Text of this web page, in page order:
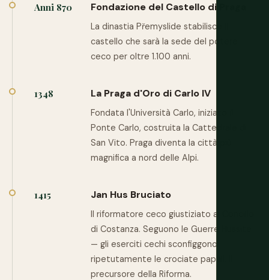
Anni 870 Fondazione del Castello di Praga
La dinastia Přemyslide stabilisce il
castello che sarà la sede del potere
ceco per oltre 1.100 anni.
1348 La Praga d'Oro di Carlo IV
Fondata l'Università Carlo, iniziato il
Ponte Carlo, costruita la Cattedrale di
San Vito. Praga diventa la città più
magnifica a nord delle Alpi.
1415 Jan Hus Bruciato
Il riformatore ceco giustiziato al Concilio
di Costanza. Seguono le Guerre Hussite
— gli eserciti cechi sconfiggono
ripetutamente le crociate papali. Il
precursore della Riforma.